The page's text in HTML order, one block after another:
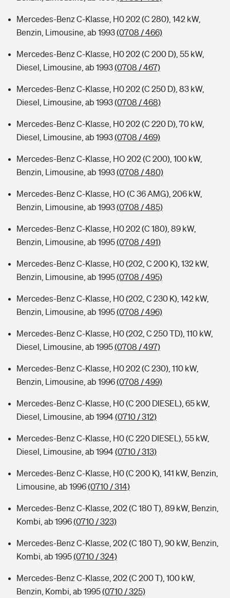
Kinderunfall-Check: Mehr Sicherheit für deine Kids
Sie haben Fragen?
Mercedes-Benz C-Klasse, H0 202 (C 280), 142 kW,
Benzin, Limousine, ab 1993(0708 / 466)
Mercedes-Benz C-Klasse, H0 202 (C 200 D), 55 kW,
Diesel, Limousine, ab 1993(0708 / 467)
Mercedes-Benz C-Klasse, H0 202 (C 250 D), 83 kW,
Diesel, Limousine, ab 1993(0708 / 468)
Mercedes-Benz C-Klasse, H0 202 (C 220 D), 70 kW,
Diesel, Limousine, ab 1993(0708 / 469)
Mercedes-Benz C-Klasse, HO 202 (C 200), 100 kW,
Benzin, Limousine, ab 1993(0708 / 480)
Mercedes-Benz C-Klasse, HO (C 36 AMG), 206 kW,
Benzin, Limousine, ab 1993(0708 / 485)
Mercedes-Benz C-Klasse, H0 202 (C 180), 89 kW,
Benzin, Limousine, ab 1995(0708 / 491)
Mercedes-Benz C-Klasse, H0 (202, C 200 K), 132 kW,
Benzin, Limousine, ab 1995(0708 / 495)
Mercedes-Benz C-Klasse, H0 (202, C 230 K), 142 kW,
Benzin, Limousine, ab 1995(0708 / 496)
Mercedes-Benz C-Klasse, H0 (202, C 250 TD), 110 kW,
Diesel, Limousine, ab 1995(0708 / 497)
Mercedes-Benz C-Klasse, H0 202 (C 230), 110 kW,
Benzin, Limousine, ab 1996(0708 / 499)
Mercedes-Benz C-Klasse, H0 (C 200 DIESEL), 65 kW,
Diesel, Limousine, ab 1994(0710 / 312)
Mercedes-Benz C-Klasse, H0 (C 220 DIESEL), 55 kW,
Diesel, Limousine, ab 1994(0710 / 313)
Mercedes-Benz C-Klasse, H0 (C 200 K), 141 kW, Benzin,
Limousine, ab 1996(0710 / 314)
Mercedes-Benz C-Klasse, 202 (C 180 T), 89 kW, Benzin,
Kombi, ab 1996(0710 / 323)
Mercedes-Benz C-Klasse, 202 (C 180 T), 90 kW, Benzin,
Kombi, ab 1995(0710 / 324)
Mercedes-Benz C-Klasse, 202 (C 200 T), 100 kW,
Benzin, Kombi, ab 1995(0710 / 325)